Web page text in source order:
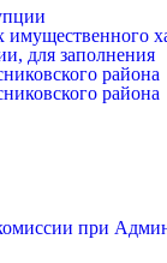
имущественного
для заполнения
района
района
при